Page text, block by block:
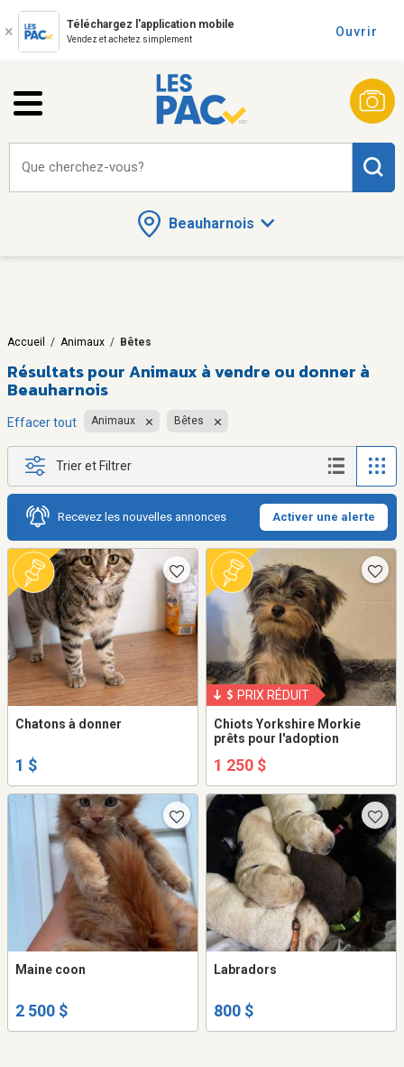
Téléchargez l'application mobile
Vendez et achetez simplement
Ouvrir
Beauharnois
Que cherchez-vous?
Accueil / Animaux / Bêtes
Résultats pourAnimaux à vendre ou donner à
Beauharnois
Effacer tout Animaux Bêtes
Trier et Filtrer
Recevez les nouvelles annonces Activer une alerte
Chatons à donner
1 $
PRIX RÉDUIT
Chiots Yorkshire Morkie
prêts pour l'adoption
1 250 $
Maine coon
2 500 $
Labradors
800 $